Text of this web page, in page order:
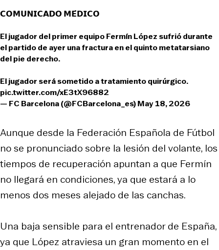
𝗖𝗢𝗠𝗨𝗡𝗜𝗖𝗔𝗗𝗢 𝗠𝗘́𝗗𝗜𝗖𝗢
El jugador del primer equipo Fermín López sufrió durante
el partido de ayer una fractura en el quinto metatarsiano
del pie derecho.
El jugador será sometido a tratamiento quirúrgico.
pic.twitter.com/xE3tX96882
— FC Barcelona (@FCBarcelona_es)May 18, 2026
Aunque desde la Federación Española de Fútbol
no se pronunciado sobre la lesión del volante, los
tiempos de recuperación apuntan a que Fermín
no llegará en condiciones, ya que estará a lo
menos dos meses alejado de las canchas.
Una baja sensible para el entrenador de España,
ya que López atraviesa un gran momento en el